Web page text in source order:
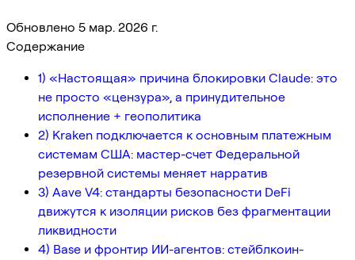
Обновлено 5 мар. 2026 г.
Содержание
1) «Настоящая» причина блокировки Claude: это
не просто «цензура», а принудительное
исполнение + геополитика
2) Kraken подключается к основным платежным
системам США: мастер-счет Федеральной
резервной системы меняет нарратив
3) Aave V4: стандарты безопасности DeFi
движутся к изоляции рисков без фрагментации
ликвидности
4) Base и фронтир ИИ-агентов: стейблкоин-